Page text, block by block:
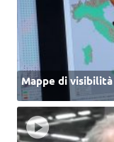
Mappe di